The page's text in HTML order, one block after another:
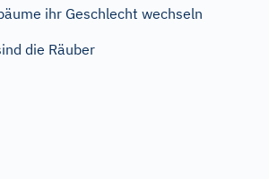
ihr Geschlecht wechseln
die Räuber